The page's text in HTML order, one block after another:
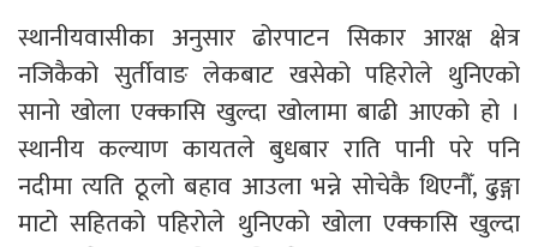
स्थानीयवासीका अनुसार ढोरपाटन सिकार आरक्ष क्षेत्र
नजिकैको सुर्तीवाङ लेकबाट खसेको पहिरोले थुनिएको
सानो खोला एक्कासि खुल्दा खोलामा बाढी आएको हो ।
स्थानीय कल्याण कायतले बुधबार राति पानी परे पनि
नदीमा त्यति ठूलो बहाव आउला भन्ने सोचेकै थिएनौँ, ढुङ्गा
माटो सहितको पहिरोले थुनिएको खोला एक्कासि खुल्दा